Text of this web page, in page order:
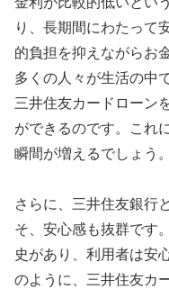
り、長期間にわたって
的負担を抑えながらお
多くの人々が生活の中
三井住友カードローン
ができるのです。これ
瞬間が増えるでしょう。
さらに、三井住友銀行
そ、安心感も抜群です
史があり、利用者は安
のように、三井住友カ